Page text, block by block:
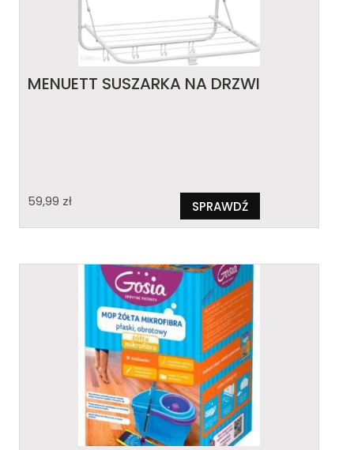
MENUETT SUSZARKA NA DRZWI
59,99 zł SPRAWDŹ